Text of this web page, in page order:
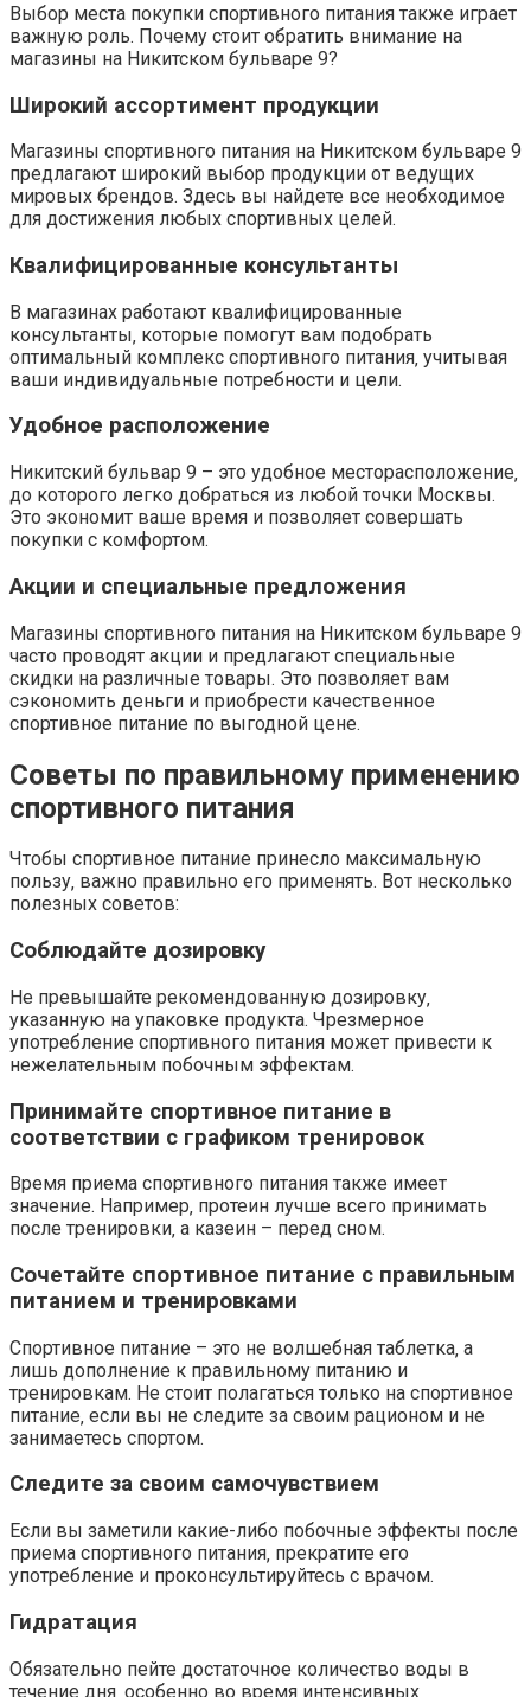
Выбор места покупки спортивного питания также играет
важную роль. Почему стоит обратить внимание на
магазины на Никитском бульваре 9?
Широкий ассортимент продукции
Магазины спортивного питания на Никитском бульваре 9
предлагают широкий выбор продукции от ведущих
мировых брендов. Здесь вы найдете все необходимое
для достижения любых спортивных целей.
Квалифицированные консультанты
В магазинах работают квалифицированные
консультанты‚ которые помогут вам подобрать
оптимальный комплекс спортивного питания‚ учитывая
ваши индивидуальные потребности и цели.
Удобное расположение
Никитский бульвар 9 – это удобное месторасположение‚
до которого легко добраться из любой точки Москвы.
Это экономит ваше время и позволяет совершать
покупки с комфортом.
Акции и специальные предложения
Магазины спортивного питания на Никитском бульваре 9
часто проводят акции и предлагают специальные
скидки на различные товары. Это позволяет вам
сэкономить деньги и приобрести качественное
спортивное питание по выгодной цене.
Советы по правильному применению
спортивного питания
Чтобы спортивное питание принесло максимальную
пользу‚ важно правильно его применять. Вот несколько
полезных советов:
Соблюдайте дозировку
Не превышайте рекомендованную дозировку‚
указанную на упаковке продукта. Чрезмерное
употребление спортивного питания может привести к
нежелательным побочным эффектам.
Принимайте спортивное питание в
соответствии с графиком тренировок
Время приема спортивного питания также имеет
значение. Например‚ протеин лучше всего принимать
после тренировки‚ а казеин – перед сном.
Сочетайте спортивное питание с правильным
питанием и тренировками
Спортивное питание – это не волшебная таблетка‚ а
лишь дополнение к правильному питанию и
тренировкам. Не стоит полагаться только на спортивное
питание‚ если вы не следите за своим рационом и не
занимаетесь спортом.
Следите за своим самочувствием
Если вы заметили какие-либо побочные эффекты после
приема спортивного питания‚ прекратите его
употребление и проконсультируйтесь с врачом.
Гидратация
Обязательно пейте достаточное количество воды в
течение дня‚ особенно во время интенсивных